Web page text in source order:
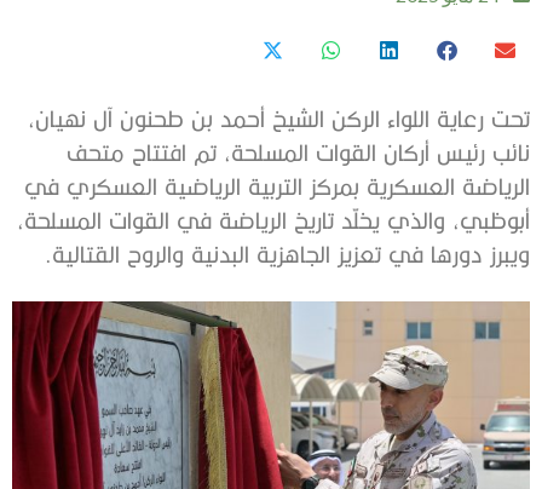
تحت رعاية اللواء الركن الشيخ أحمد بن طحنون آل نهيان،
نائب رئيس أركان القوات المسلحة، تم افتتاح متحف
الرياضة العسكرية بمركز التربية الرياضية العسكري في
أبوظبي، والذي يخلّد تاريخ الرياضة في القوات المسلحة،
ويبرز دورها في تعزيز الجاهزية البدنية والروح القتالية.